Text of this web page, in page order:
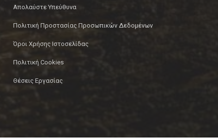
Απολαύστε Υπεύθυνα
Πολιτική Προστασίας Προσωπικών Δεδομένων
Όροι Χρήσης Ιστοσελίδας
Πολιτική Cookies
Θέσεις Εργασίας